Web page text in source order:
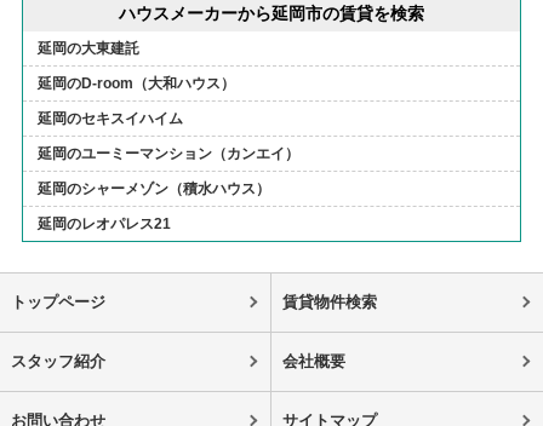
ハウスメーカーから延岡市の賃貸を検索
延岡の大東建託
延岡のD-room（大和ハウス）
延岡のセキスイハイム
延岡のユーミーマンション（カンエイ）
延岡のシャーメゾン（積水ハウス）
延岡のレオパレス21
トップページ 賃貸物件検索
スタッフ紹介 会社概要
お問い合わせ サイトマップ